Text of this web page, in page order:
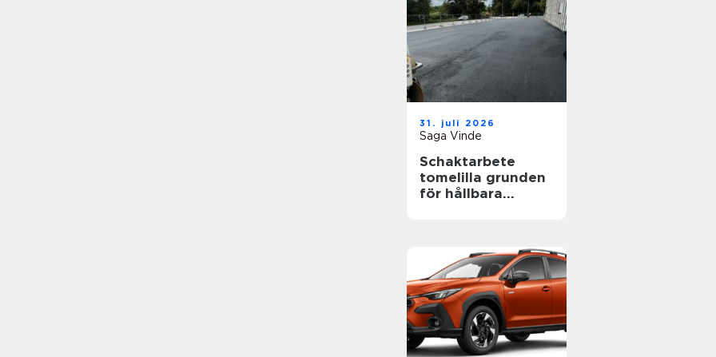
31. juli 2026
Saga Vinde
Schaktarbete
tomelilla grunden
för hållbara